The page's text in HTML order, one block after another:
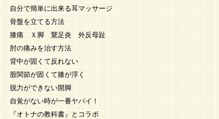
自分で簡単に出来る耳マッサージ
骨盤を立てる方法
膝痛 Ｘ脚 鵞足炎 外反母趾
肘の痛みを治す方法
背中が固くて反れない
股関節が固くて膝が浮く
脱力ができない開脚
自覚がない時が一番ヤバイ！
『オトナの教科書』とコラボ